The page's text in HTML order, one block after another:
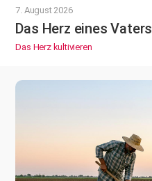
7. August 2026
Das Herz eines Vaters
Das Herz kultivieren